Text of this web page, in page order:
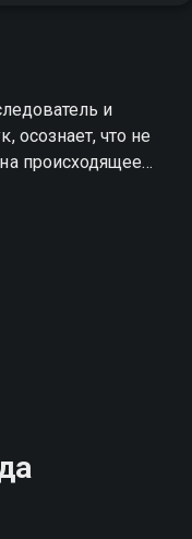
и
осознает, что не
происходящее
младшего
в его
смотрите онлайн